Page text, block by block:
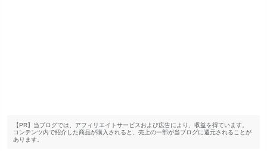
【PR】当ブログでは、アフィリエイトサービスおよび広告により、収益を得ています。
コンテンツ内で紹介した商品が購入されると、売上の一部が当ブログに還元されることが
あります。